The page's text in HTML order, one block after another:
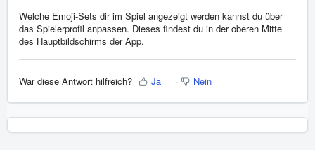
Welche Emoji-Sets dir im Spiel angezeigt werden kannst du über
das Spielerprofil anpassen. Dieses findest du in der oberen Mitte
des Hauptbildschirms der App.
War diese Antwort hilfreich? Ja Nein